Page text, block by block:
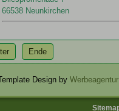
66538 Neunkirchen
Ende
Design by